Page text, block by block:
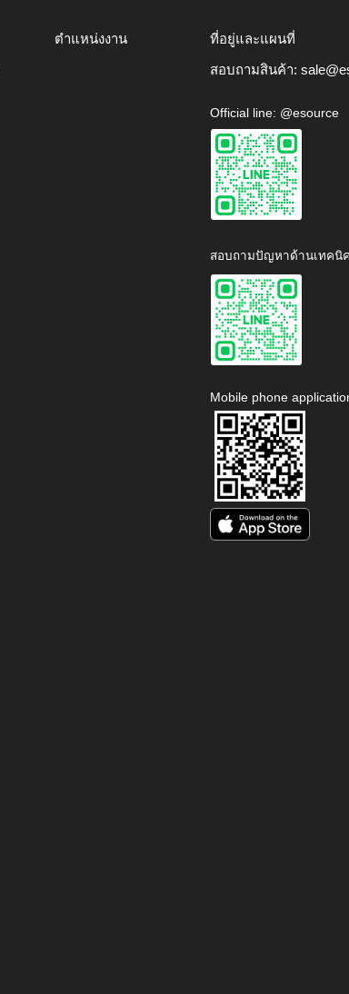
ตำแหน่งงาน
ที่อยู่และแผนที่
สอบถามสินค้า:
Official line: @esource
สอบถามปัญหาด้านเทคนิ
Mobile phone